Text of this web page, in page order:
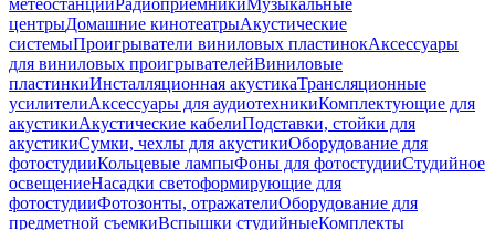
метеостанцииРадиоприемникиМузыкальные
центрыДомашние кинотеатрыАкустические
системыПроигрыватели виниловых пластинокАксессуары
для виниловых проигрывателейВиниловые
пластинкиИнсталляционная акустикаТрансляционные
усилителиАксессуары для аудиотехникиКомплектующие для
акустикиАкустические кабелиПодставки, стойки для
акустикиСумки, чехлы для акустикиОборудование для
фотостудииКольцевые лампыФоны для фотостудииСтудийное
освещениеНасадки светоформирующие для
фотостудииФотозонты, отражателиОборудование для
предметной съемкиВспышки студийныеКомплекты